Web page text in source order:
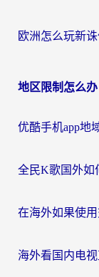
地区限制怎么办